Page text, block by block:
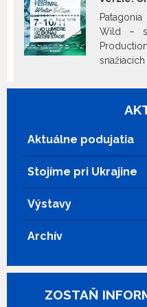
Mark
Wild –
v
ktorý
Severnej
zimných
Aktuálne podujatia
Stojíme pri Ukrajine
Výstavy
Archív
ZOSTAŇ